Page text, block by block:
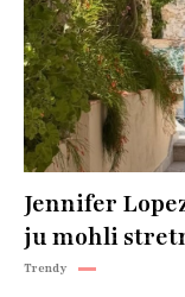
Jennifer
ju mohli
Trendy